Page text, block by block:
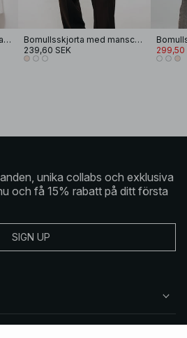
Åtsittande skjorta med vida muddar
Bomullsskjorta med manschettdetalj
239,60 SEK
299,50
unika collabs och exklusiva
och få 15% rabatt på ditt första
SIGN UP